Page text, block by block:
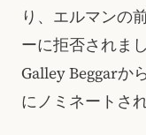
り、エルマンの
ーに拒否されま
Galley Beggarか
にノミネートさ